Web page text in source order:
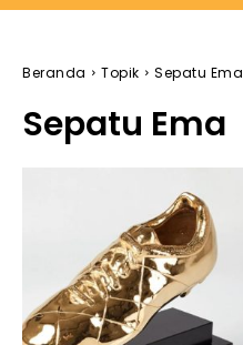
Beranda Topik Sepatu Ema
Sepatu Ema